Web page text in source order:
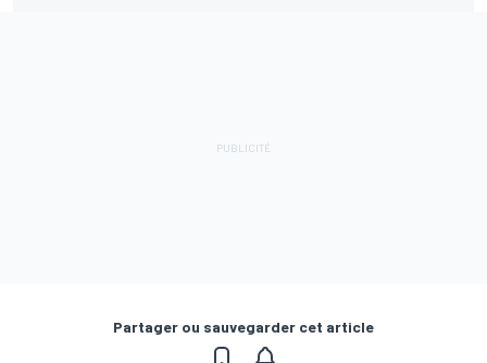
Partager ou sauvegarder cet article